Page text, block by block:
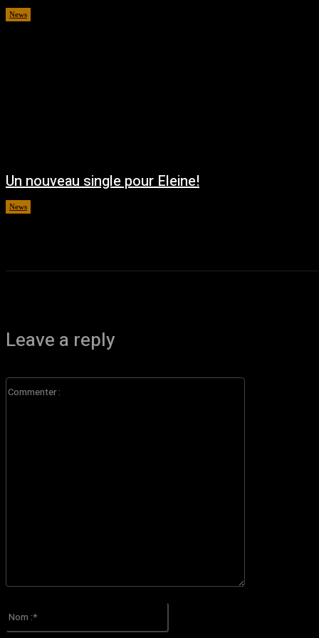
News
Un nouveau single pour Eleine!
News
Leave a reply
Commenter
Nom